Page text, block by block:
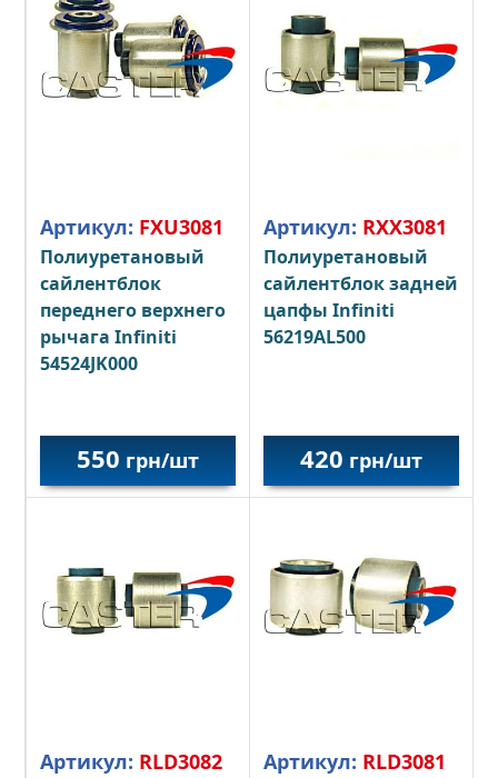
Артикул: FXU3081
Полиуретановый
сайлентблок
переднего верхнего
рычага Infiniti
54524JK000
550 грн/шт
Артикул: RXX3081
Полиуретановый
сайлентблок задней
цапфы Infiniti
56219AL500
420 грн/шт
Артикул: RLD3082 Артикул: RLD3081